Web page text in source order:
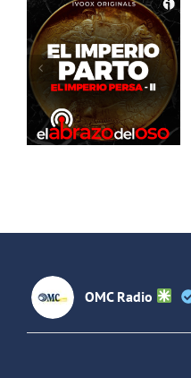
El Abrazo
del Oso. La
guerra de
los 30 años:
La
intervención
OMC Radio